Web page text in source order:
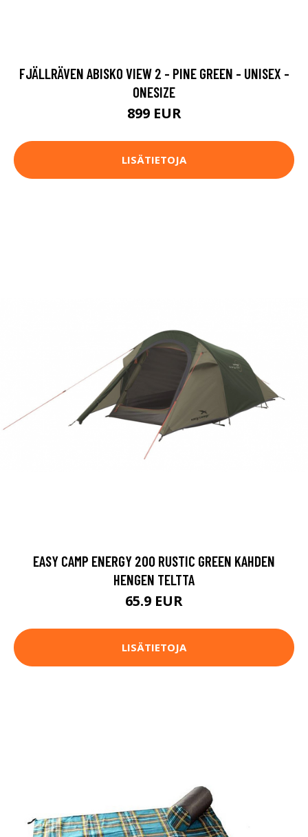
FJÄLLRÄVEN ABISKO VIEW 2 - PINE GREEN - UNISEX -
ONESIZE
899 EUR
LISÄTIETOJA
EASY CAMP ENERGY 200 RUSTIC GREEN KAHDEN
HENGEN TELTTA
65.9 EUR
LISÄTIETOJA